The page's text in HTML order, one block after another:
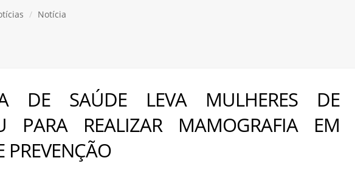
Notícia
DE SAÚDE LEVA MULHERES DE
PARA REALIZAR MAMOGRAFIA EM
PREVENÇÃO